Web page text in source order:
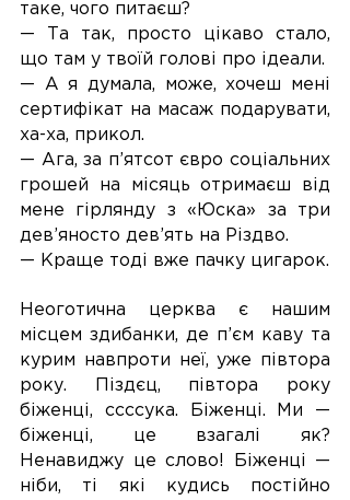
таке, чого питаєш?
— Та так, просто цікаво стало,
що там у твоїй голові про ідеали.
— А я думала, може, хочеш мені
сертифікат на масаж подарувати,
ха-ха, прикол.
— Ага, за п’ятсот євро соціальних
грошей на місяць отримаєш від
мене гірлянду з «Юска» за три
дев’яносто дев’ять на Різдво.
— Краще тоді вже пачку цигарок.
Неоготична церква є нашим
місцем здибанки, де п’єм каву та
курим навпроти неї, уже півтора
року. Піздєц, півтора року
біженці, ссссука. Біженці. Ми —
біженці, це взагалі як?
Ненавиджу це слово! Біженці —
ніби, ті які кудись постійно